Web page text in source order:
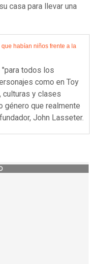
casa para llevar una
habían niños frente a la
todos los
como en Toy
culturas y clases
género que realmente
John Lasseter.